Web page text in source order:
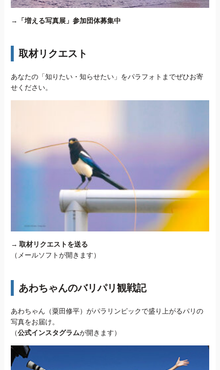
→ 「増える写真展」参加団体募集中
取材リクエスト
あなたの「知りたい・知らせたい」をパラフォトまでぜひお寄
せください。
→ 取材リクエストを送る
（メールソフトが開きます）
あわちゃんのバリパリ観戦記
あわちゃん（粟田修平）がパラリンピックで盛り上がるパリの
写真をお届け。
（公式インスタグラムが開きます）